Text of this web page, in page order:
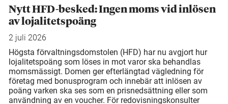
Nytt HFD-besked: Ingen moms vid inlösen
av lojalitetspoäng
2 juli 2026
Högsta förvaltningsdomstolen (HFD) har nu avgjort hur
lojalitetspoäng som löses in mot varor ska behandlas
momsmässigt. Domen ger efterlängtad vägledning för
företag med bonusprogram och innebär att inlösen av
poäng varken ska ses som en prisnedsättning eller som
användning av en voucher. För redovisningskonsulter